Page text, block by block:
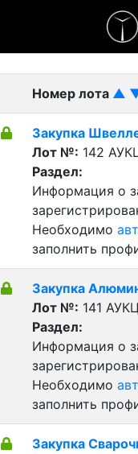
-
Номер лота ▲
Закупка
Лот №: 142
Раздел:
Информация о
Необходимо
заполнить
Закупка
Лот №: 141
Раздел:
Информация о
Необходимо
заполнить
Закупка